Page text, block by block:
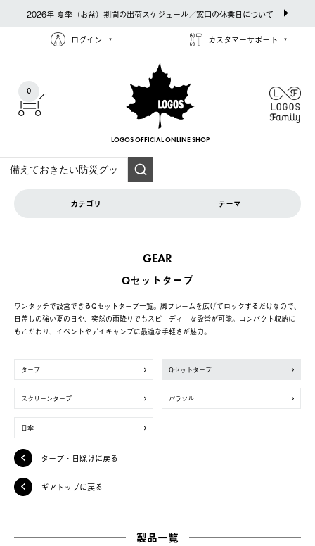
2026年 夏季（お盆）期間の出荷スケジュール／窓口の休業日について
ログイン カスタマーサポート
0
LOGOS OFFICIAL ONLINE SHOP
カテゴリ テーマ
GEAR
Qセットタープ
ワンタッチで設営できるQセットタープ一覧。脚フレームを広げてロックするだけなので、
日差しの強い夏の日や、突然の雨降りでもスピーディーな設営が可能。コンパクト収納に
もこだわり、イベントやデイキャンプに最適な手軽さが魅力。
タープ Qセットタープ
スクリーンタープ パラソル
日傘
タープ・日除けに戻る
ギアトップに戻る
製品一覧